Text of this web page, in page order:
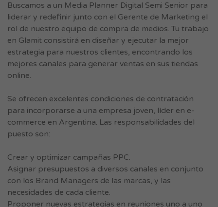
Buscamos a un Media Planner Digital Semi Senior para
liderar y redefinir junto con el Gerente de Marketing el
rol de nuestro equipo de compra de medios. Tu trabajo
en Glamit consistirá en diseñar y ejecutar la mejor
estrategia para nuestros clientes, encontrando los
mejores canales para generar ventas en sus tiendas
online.
Se ofrecen excelentes condiciones de contratación
para incorporarse a una empresa joven, líder en e-
commerce en Argentina. Las responsabilidades del
puesto son:
Crear y optimizar campañas PPC.
Asignar presupuestos a diversos canales en conjunto
con los Brand Managers de las marcas, y las
necesidades de cada cliente.
Proponer nuevas estrategias en reuniones uno a uno